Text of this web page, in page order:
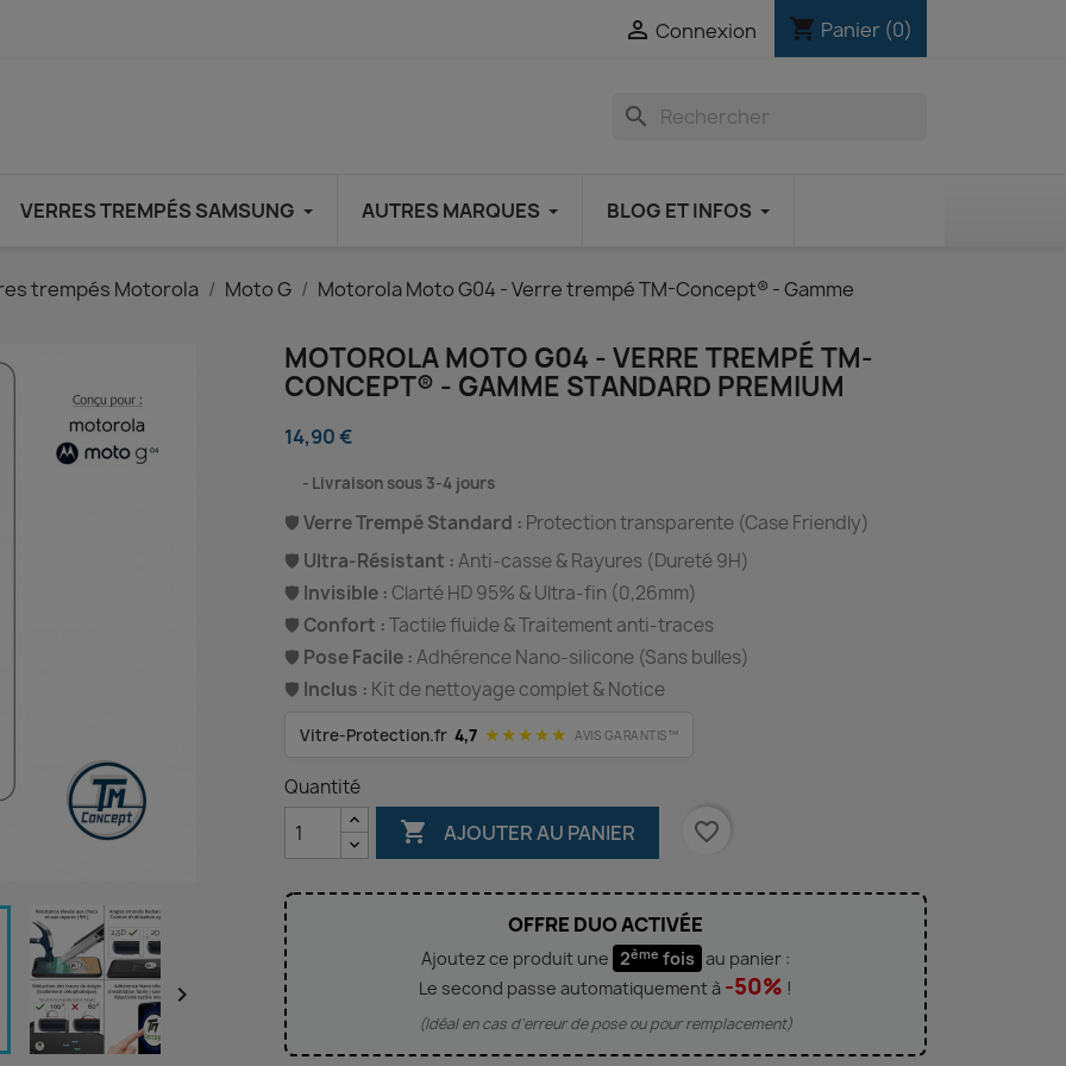
 Connexion shopping_cart Panier (0)
search
VERRES TREMPÉS SAMSUNG AUTRES MARQUES BLOG ET INFOS
trempés Motorola Moto G Motorola Moto G04 - Verre trempé TM-Concept® - Gamme

MOTOROLA MOTO G04 - VERRE TREMPÉ TM-
CONCEPT® - GAMME STANDARD PREMIUM
14,90 €
Livraison sous 3-4 jours
🛡️Verre Trempé Standard : Protection transparente (Case Friendly)
🛡️ Ultra-Résistant :Anti-casse & Rayures (Dureté 9H)
🛡️ Invisible : Clarté HD 95% & Ultra-fin (0,26mm)
🛡️ Confort :Tactile fluide & Traitement anti-traces
🛡️ Pose Facile :Adhérence Nano-silicone (Sans bulles)
🛡️ Inclus : Kit de nettoyage complet & Notice
Vitre-Protection.fr 4,7 ★★★★★ AVIS GARANTIS™
Quantité
 AJOUTER AU PANIER favorite_border
OFFRE DUO ACTIVÉE
Ajoutez ce produit une 2ème fois au panier :
Le second passe automatiquement à -50% !
(Idéal en cas d'erreur de pose ou pour remplacement)